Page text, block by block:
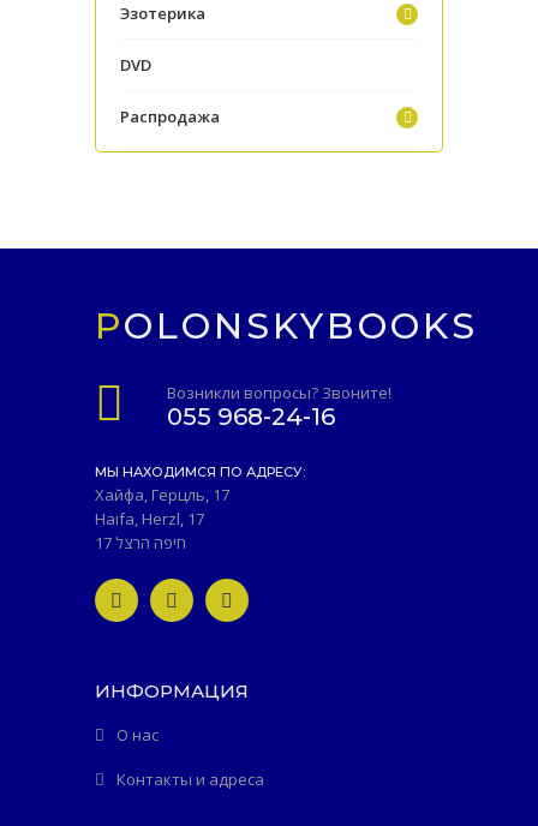
Эзотерика
DVD
Распродажа
POLONSKYBOOKS
Возникли вопросы? Звоните!
055 968-24-16
МЫ НАХОДИМСЯ ПО АДРЕСУ:
Хайфа, Герцль, 17
Haifa, Herzl, 17
חיפה הרצל 17
ИНФОРМАЦИЯ
О нас
Контакты и адреса